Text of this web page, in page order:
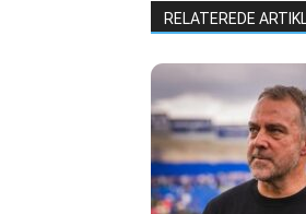
RELATEREDE